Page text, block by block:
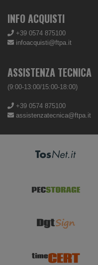
INFO ACQUISTI
+39 0574 875100
infoacquisti@ftpa.it
ASSISTENZA TECNICA
(9:00-13:00/15:00-18:00)
+39 0574 875100
assistenzatecnica@ftpa.it